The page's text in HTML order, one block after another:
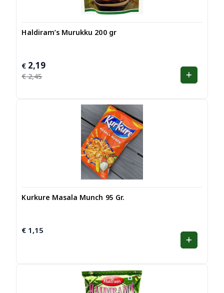
Haldiram’s Murukku 200 gr
€2,45
Oorspronkelijke
prijs
€ 2,19
Huidige
prijs
Kurkure Masala Munch 95 Gr.
€ 1,15